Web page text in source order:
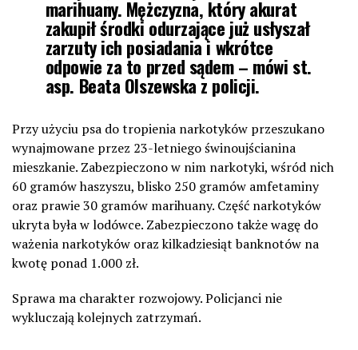
marihuany. Mężczyzna, który akurat
zakupił środki odurzające już usłyszał
zarzuty ich posiadania i wkrótce
odpowie za to przed sądem – mówi st.
asp. Beata Olszewska z policji.
Przy użyciu psa do tropienia narkotyków przeszukano
wynajmowane przez 23-letniego świnoujścianina
mieszkanie. Zabezpieczono w nim narkotyki, wśród nich
60 gramów haszyszu, blisko 250 gramów amfetaminy
oraz prawie 30 gramów marihuany. Część narkotyków
ukryta była w lodówce. Zabezpieczono także wagę do
ważenia narkotyków oraz kilkadziesiąt banknotów na
kwotę ponad 1.000 zł.
Sprawa ma charakter rozwojowy. Policjanci nie
wykluczają kolejnych zatrzymań.